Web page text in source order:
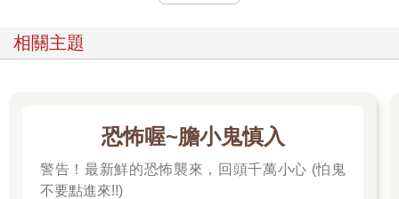
相關主題
恐怖喔~膽小鬼慎入
警告！最新鮮的恐怖襲來，回頭千萬小心 (怕鬼
不要點進來!!)